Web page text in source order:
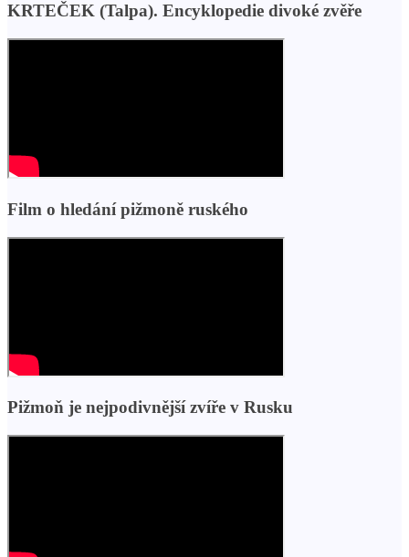
KRTEČEK (Talpa). Encyklopedie divoké zvěře
Film o hledání pižmoně ruského
Pižmoň je nejpodivnější zvíře v Rusku